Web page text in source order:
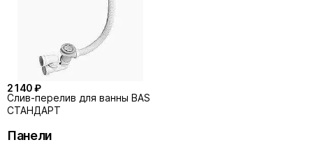
2 140 ₽
Слив-перелив для ванны BAS
СТАНДАРТ
Панели